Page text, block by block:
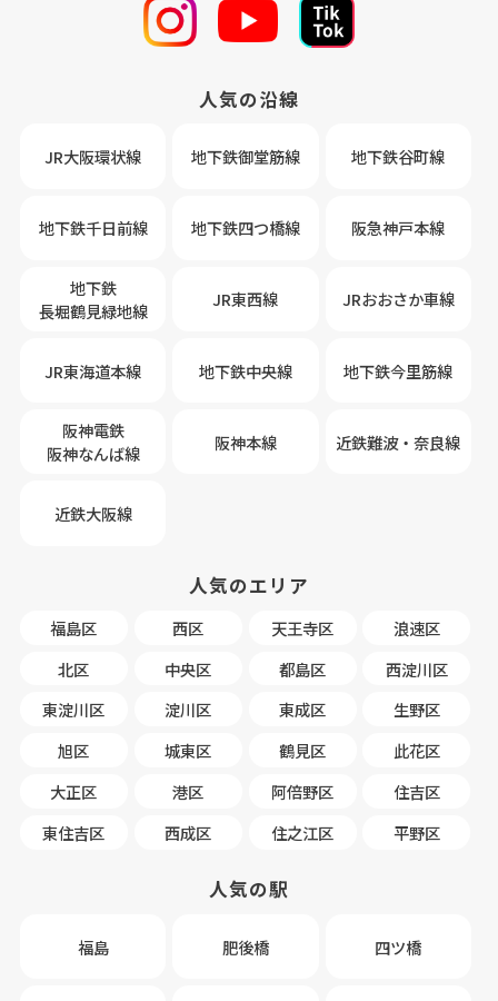
人気の沿線
JR大阪環状線 地下鉄御堂筋線 地下鉄谷町線
地下鉄千日前線 地下鉄四つ橋線 阪急神戸本線
地下鉄
長堀鶴見緑地線
JR東西線 JRおおさか車線
JR東海道本線 地下鉄中央線 地下鉄今里筋線
阪神電鉄
阪神なんば線
阪神本線 近鉄難波・奈良線
近鉄大阪線
人気のエリア
福島区 西区 天王寺区
浪速区
北区
中央区 都島区
西淀川区
東淀川区
淀川区 東成区
生野区
旭区
城東区 鶴見区
此花区
大正区
港区 阿倍野区
住吉区
東住吉区
西成区 住之江区 平野区
人気の駅
福島 肥後橋 四ツ橋